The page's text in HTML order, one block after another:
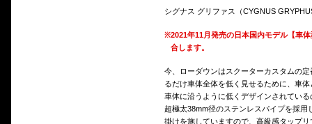
シグナス グリファス（CYGNUS
※2021年11月発売の日本国内モデル【車
合します。
今、ローダウンはスクーターカスタムの
るだけ車体全体を低く見せるために、車
車体に沿うように低くデザインされてい
超極太38mm径のステンレスパイプを採
掛けを施していますので、高級感タップ